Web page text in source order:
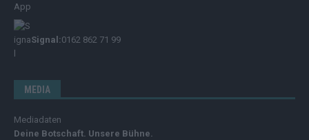
Signal:0162 862 71 99
MEDIA
Mediadaten
Deine Botschaft. Unsere Bühne.